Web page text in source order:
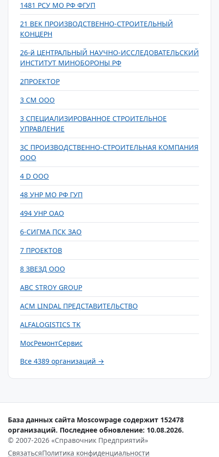
1481 РСУ МО РФ ФГУП
21 ВЕК ПРОИЗВОДСТВЕННО-СТРОИТЕЛЬНЫЙ
КОНЦЕРН
26-й ЦЕНТРАЛЬНЫЙ НАУЧНО-ИССЛЕДОВАТЕЛЬСКИЙ
ИНСТИТУТ МИНОБОРОНЫ РФ
2ПРОЕКТОР
3 СМ ООО
3 СПЕЦИАЛИЗИРОВАННОЕ СТРОИТЕЛЬНОЕ
УПРАВЛЕНИЕ
3С ПРОИЗВОДСТВЕННО-СТРОИТЕЛЬНАЯ КОМПАНИЯ
ООО
4 D ООО
48 УНР МО РФ ГУП
494 УНР ОАО
6-СИГМА ПСК ЗАО
7 ПРОЕКТОВ
8 ЗВЕЗД ООО
ABC STROY GROUP
ACM LINDAL ПРЕДСТАВИТЕЛЬСТВО
ALFALOGISTICS TK
МосРемонтСервис
Все 4389 организаций →
База данных сайта Moscowpage содержит 152478
организаций. Последнее обновление: 10.08.2026.
© 2007-2026 «Справочник Предприятий»
СвязатьсяПолитика конфиденциальности